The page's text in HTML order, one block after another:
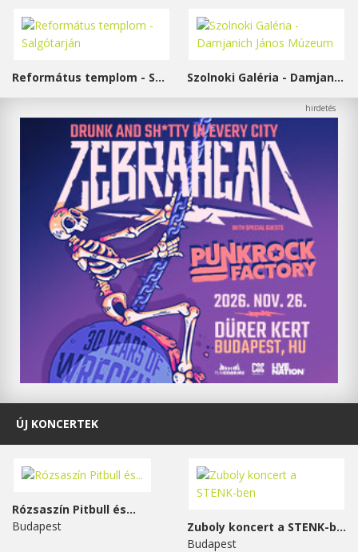
Református templom - Salgótarján Szolnoki Galéria - Damjanich János Múzeum
ÚJ KONCERTEK
Rózsaszín Pitbull és...
Budapest
Zuboly koncert a STENK-ben
Budapest